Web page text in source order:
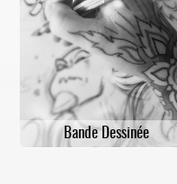
Bande Dessinée